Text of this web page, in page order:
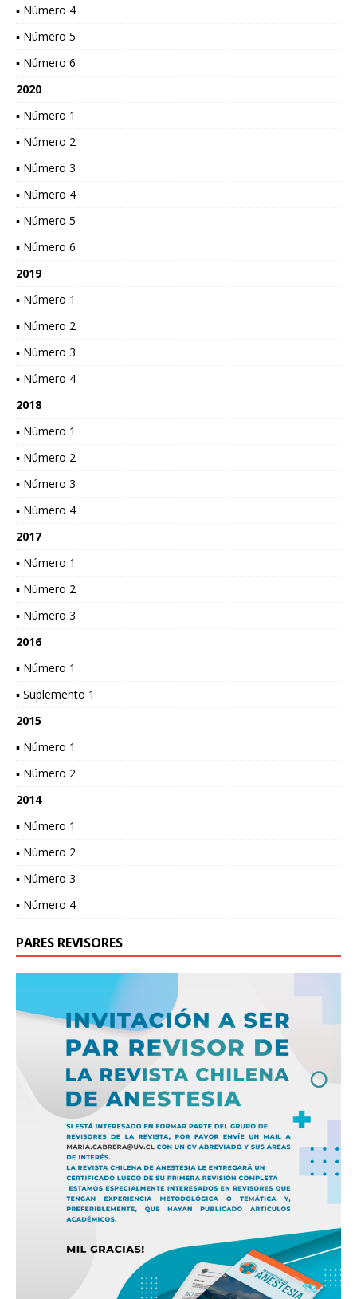
▪ Número 4
▪ Número 5
▪ Número 6
2020
▪ Número 1
▪ Número 2
▪ Número 3
▪ Número 4
▪ Número 5
▪ Número 6
2019
▪ Número 1
▪ Número 2
▪ Número 3
▪ Número 4
2018
▪ Número 1
▪ Número 2
▪ Número 3
▪ Número 4
2017
▪ Número 1
▪ Número 2
▪ Número 3
2016
▪ Número 1
▪ Suplemento 1
2015
▪ Número 1
▪ Número 2
2014
▪ Número 1
▪ Número 2
▪ Número 3
▪ Número 4
PARES REVISORES